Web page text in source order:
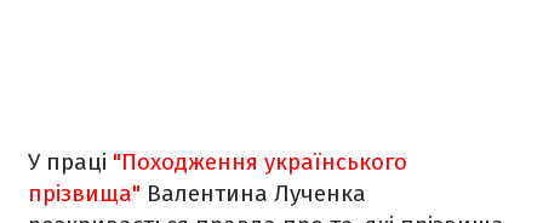
У праці "Походження українського
прізвища" Валентина Лученка